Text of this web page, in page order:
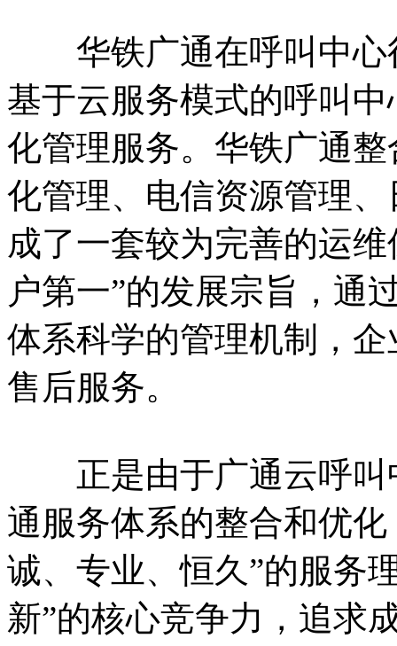
华铁广通在呼叫中心
基于云服务模式的呼叫
化管理服务。华铁广通
化管理、电信资源管理
成了一套较为完善的运
户第一”的发展宗旨，通
体系科学的管理机制，
售后服务。
正是由于广通云呼叫
通服务体系的整合和优
诚、专业、恒久”的服务
新”的核心竞争力，追求